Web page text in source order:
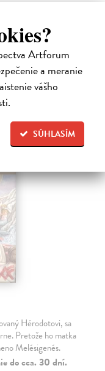
Artforum
a meranie
vášho
SÚHLASÍM
u ľudí, ktorí sa ho
Hérodotovi, sa
Pretože ho matka
Melésigenés.
do cca. 30 dní.